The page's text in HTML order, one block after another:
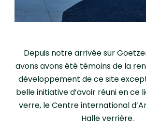
Depuis notre arrivée sur
avons avons été témoins de la
développement de ce site
belle initiative d’avoir réuni en ce
verre, le Centre international
Halle verrière.